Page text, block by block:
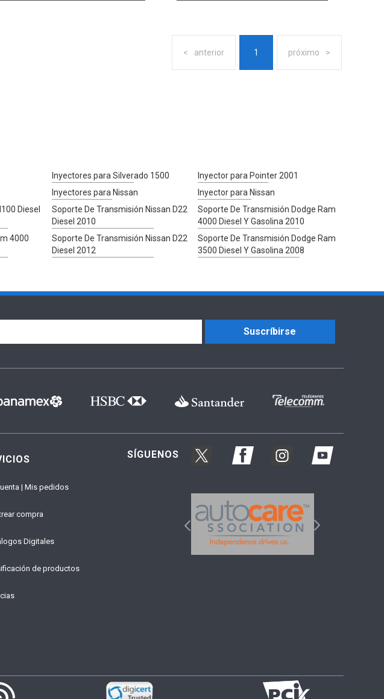
anterior 1 próximo
Inyectores para Silverado 1500
Inyector para Pointer 2001
Inyectores para Nissan
Inyector para Nissan
Diesel
Soporte De Transmisión Nissan D22
Diesel 2010
Soporte De Transmisión Dodge Ram
4000 Diesel Y Gasolina 2010
4000
Soporte De Transmisión Nissan D22
Diesel 2012
Soporte De Transmisión Dodge Ram
3500 Diesel Y Gasolina 2008
Suscríbirse
| Mis pedidos
compra
Digitales
de productos
SÍGUENOS